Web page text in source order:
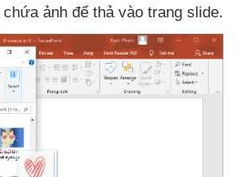
ảnh để thả vào trang slide.